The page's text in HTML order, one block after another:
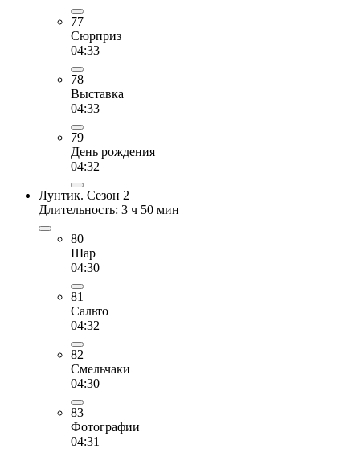
77
Сюрприз
04:33
78
Выставка
04:33
79
День рождения
04:32
Лунтик. Сезон 2
Длительность: 3 ч 50 мин
80
Шар
04:30
81
Сальто
04:32
82
Смельчаки
04:30
83
Фотографии
04:31